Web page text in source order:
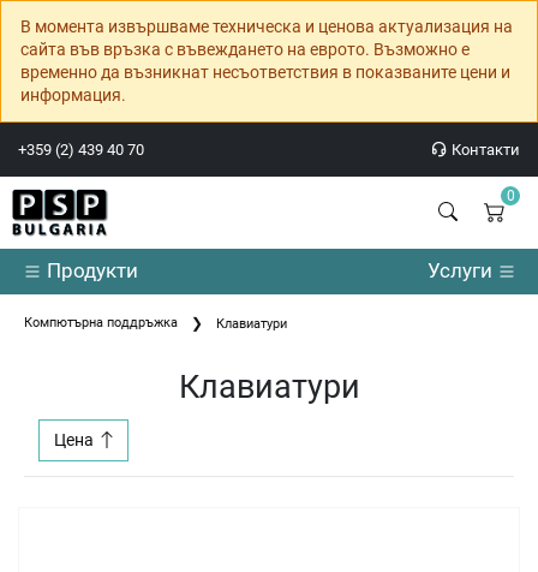
В момента извършваме техническа и ценова актуализация на
сайта във връзка с въвеждането на еврото. Възможно е
временно да възникнат несъответствия в показваните цени и
информация.
+359 (2) 439 40 70 Контакти
0
Продукти Услуги
Компютърна поддръжка Клавиатури
Клавиатури
Цена